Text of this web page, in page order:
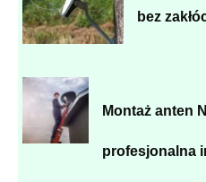
bez
Montaż anten
profesjonalna